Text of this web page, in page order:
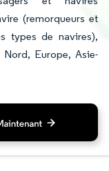
(remorqueurs et
types de navires),
Europe, Asie-